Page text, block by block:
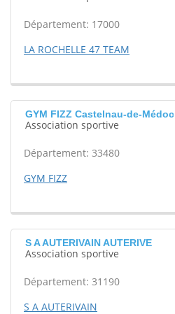
Département: 17000
LA ROCHELLE 47 TEAM
GYM FIZZ Castelnau-de-Médoc
Association sportive
Département: 33480
GYM FIZZ
S A AUTERIVAIN AUTERIVE
Association sportive
Département: 31190
S A AUTERIVAIN